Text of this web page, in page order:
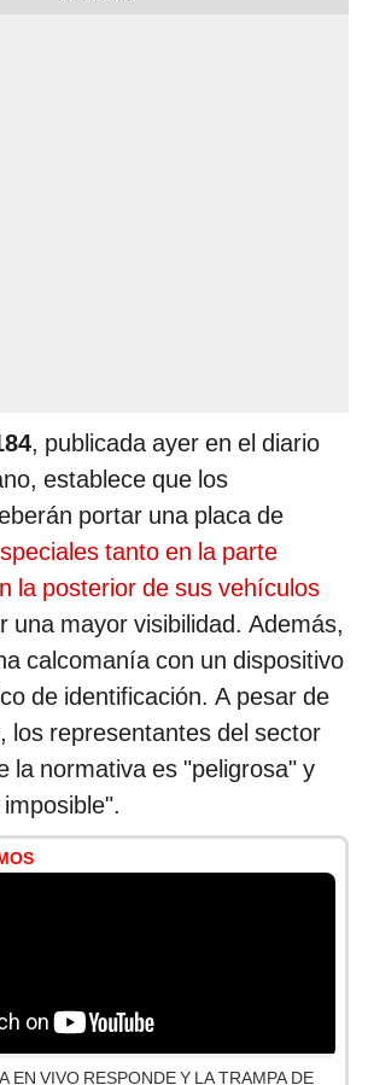
, publicada ayer en el diario
establece que los
portar una placa de
tanto en la parte
la posterior de sus vehículos
una mayor visibilidad. Además,
calcomanía con un dispositivo
de identificación. A pesar de
los representantes del sector
la normativa es "peligrosa" y
EN VIVO RESPONDE Y LA TRAMPA DE